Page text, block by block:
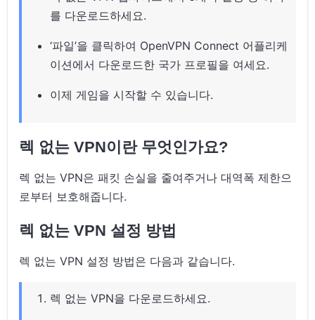
를 다운로드하세요.
‘파일’을 클릭하여 OpenVPN Connect 어플리케
이션에서 다운로드한 국가 프로필을 여세요.
이제 게임을 시작할 수 있습니다.
렉 없는 VPN이란 무엇인가요?
렉 없는 VPN은 패킷 손실을 줄여주거나 대역폭 제한으
로부터 보호해줍니다.
렉 없는 VPN 설정 방법
렉 없는 VPN 설정 방법은 다음과 같습니다.
렉 없는 VPN을 다운로드하세요.